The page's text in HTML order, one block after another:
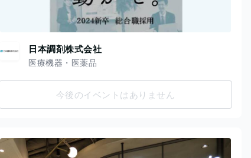
日本調剤株式会社
医療機器・医薬品
今後のイベントはありません